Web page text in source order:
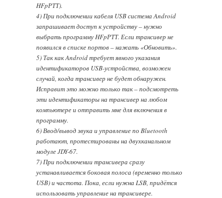
HFpРТТ).
4) При подключении кабеля USB система Android
запрашивает доступ к устройству – нужно
выбрать программу HFpРТТ. Если трансивер не
появился в списке портов – нажать «Обновить».
5) Так как Android требует явного указания
идентификаторов USB-устройства, возможен
случай, когда трансивер не будет обнаружен.
Исправит это можно только так – подсмотреть
эти идентификаторы на трансивер на любом
компьютере и отправить мне для включения в
программу.
6) Ввод/вывод звука и управление по Bluetooth
работают, протестированы на двухканальном
модуле JDY-67.
7) При подключении трансивера сразу
устанавливается боковая полоса (временно только
USB) и частота. Пока, если нужна LSB, придётся
использовать управление на трансивере.